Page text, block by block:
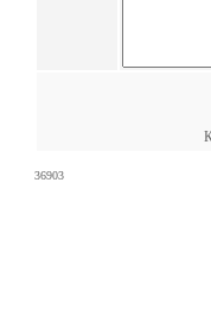
36903